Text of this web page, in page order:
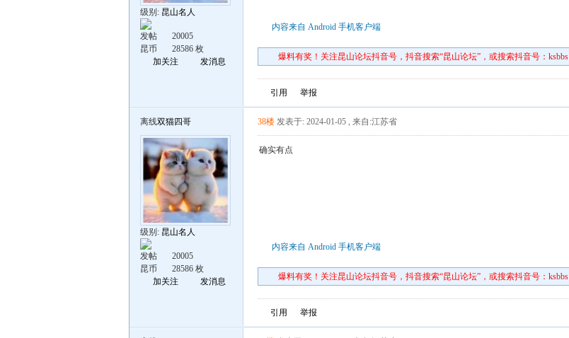
级别: 昆山名人
发帖
20005
昆币
28586 枚
加关注
发消息
内容来自 Android 手机客户端
爆料有奖！关注昆山论坛抖音号，抖音搜索“昆山论坛”，或搜索抖音号：ksbbs
引用 举报
离线双猫四哥
级别: 昆山名人
发帖
20005
昆币
28586 枚
加关注
发消息
38楼 发表于: 2024-01-05 , 来自:江苏省
确实有点
内容来自 Android 手机客户端
爆料有奖！关注昆山论坛抖音号，抖音搜索“昆山论坛”，或搜索抖音号：ksbbs
引用 举报